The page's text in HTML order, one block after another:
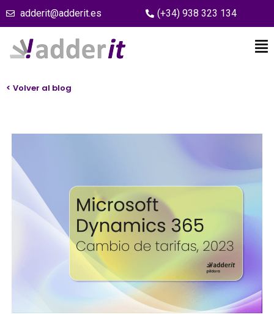
adderit@adderit.es (+34) 938 323 134
< Volver al blog